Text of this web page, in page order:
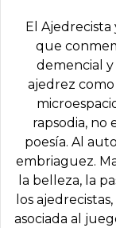
El
que
demencial y
ajedrez
rapsodia, no
poesía. Al
embriaguez.
la belleza, la
los
asociada al